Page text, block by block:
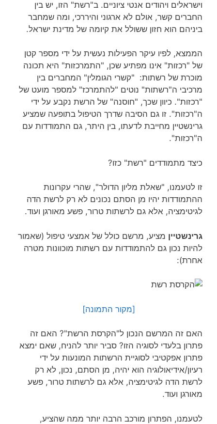
וישראלים ויהודים אנטי ציוניים. ב"רשת" הזו, יש בין
החברים קשר, אולם לא ארגוני והיררכי, ומה שמחבר
ביניהם הוא חזון ששולל את קיומה של מדינת ישראל.
הממצא, לפיו עיקר הפעילות נעשית על ידי מספר קטן
של "רכזות" אינו מפתיע שכן, "התמרכזות" היא תכונה
מוכרת של רשתות: "קשרי הגומלין" המחברים בין
מרכיבי ה"רשתות" נוטים "להתמרכז" למספר מועט של
"רכזות". כיוון שכך, "חוסנה" של הרשת נקבע על ידי
ה"רכזות". זו גם הסיבה שדרך הטיפול בתופעה שמציע
גרינשטיין מחייבת לדעתו, בין היתר, גם התמודדות עם
ה"רכזות".
כיצד מתמודדים "רשת" כזו?
זו לטעמנו, "שאלת מליון הדולר", שהרי עקרונות
ההתמודדות יהיו מן הסתם נכונים לא רק לרשת הדה
לגיטימציה, אלא גם לרשתות טרור, פשע מאורגן ועוד.
גרינשטיין מציע, מרשם כולל של אמצעי טיפול (שאמור
להיות נכון גם להתמודדות עם רשתות מוכוונות מטרה
אחרת):
[מקור התמונה]
האם זה המרשם הנכון ל"הקרסת הרשת"? האם זה
פתרון בלעדי לסוגיה הזו? סביר יותר להניח, שאם ימצא
פתרון אפקטיבי לסוגיית הרשתות המונעות על ידי
רעיון/אידיאולוגיה הוא יהיה, מן הסתם, נכון, לא רק
לרשת הדה לגיטימציה, אלא גם לרשתות טרור, פשע
מאורגן ועוד.
לטעמנו, הפתרון מורכב הרבה יותר ממה שהציע,